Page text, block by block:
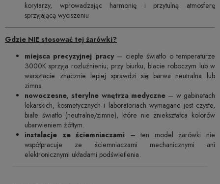
korytarzy, wprowadzając harmonię i przytulną atmosferę
sprzyjającą wyciszeniu
Gdzie NIE stosować tej żarówki?
miejsca precyzyjnej pracy– ciepłe światło o temperaturze
3000K sprzyja rozluźnieniu; przy biurku, blacie roboczym lub w
warsztacie znacznie lepiej sprawdzi się barwa neutralna lub
zimna.
nowoczesne, sterylne wnętrza medyczne – w gabinetach
lekarskich, kosmetycznych i laboratoriach wymagane jest czyste,
białe światło (neutralne/zimne), które nie zniekształca kolorów
ubarwieniem żółtym.
instalacje ze ściemniaczami – ten model żarówki nie
współpracuje ze ściemniaczami mechanicznymi ani
elektronicznymi układami podświetlenia.